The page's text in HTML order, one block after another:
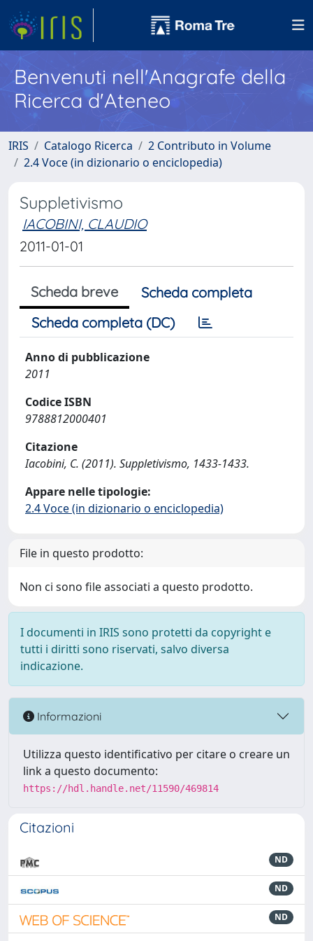
Benvenuti nell'Anagrafe della
Ricerca d'Ateneo
IRIS Catalogo Ricerca
2 Contributo in Volume
2.4 Voce (in dizionario o enciclopedia)
Suppletivismo
IACOBINI, CLAUDIO
2011-01-01
Scheda breve
Scheda completa
Scheda completa (DC)
Anno di pubblicazione
2011
Codice ISBN
9788812000401
Citazione
Iacobini, C. (2011). Suppletivismo, 1433-1433.
Appare nelle tipologie:
2.4 Voce (in dizionario o enciclopedia)
File in questo prodotto:
Non ci sono file associati a questo prodotto.
I documenti in IRIS sono protetti da copyright e
tutti i diritti sono riservati, salvo diversa
indicazione.
Informazioni
Utilizza questo identificativo per citare o creare un
link a questo documento:
https://hdl.handle.net/11590/469814
Citazioni
ND
ND
ND